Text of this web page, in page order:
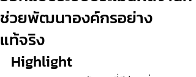
ช่วยพัฒนาองค์กรอย่าง
แท้จริง
Highlight